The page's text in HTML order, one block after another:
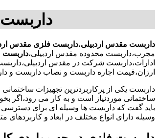
داربست مقدس اردبیلی،داربست فلزی مقدس
مجرب،داربست محدوده مقدس اردبیلی،داربست
ادارات،داربست شرکت در مقدس
ارزان،قیمت اجاره داربست و نصاب داربست و
داربست یکی از پرکاربردترین تجهیزات
ساختمانی موردنیاز است و به کار می رود،اگر
باید گفت که داربست ها وسیله ای برای
وسیله دارای انواع مختلف در ابعاد و کاربردهای